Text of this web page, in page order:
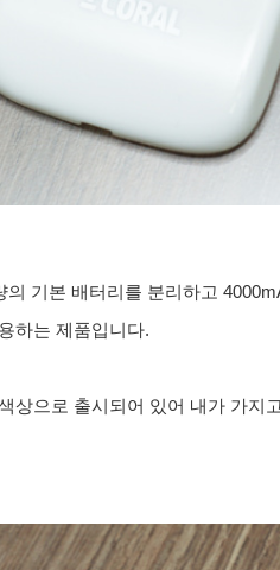
기본 배터리를 분리하고
하는 제품입니다.
상으로 출시되어 있어 내가 가지